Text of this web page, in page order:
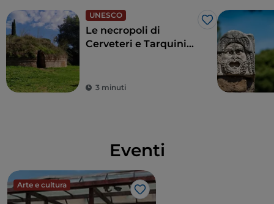
UNESCO
Like
Le necropoli di
Cerveteri e Tarquinia,
3 minuti
Eventi
Arte e cultura
Like